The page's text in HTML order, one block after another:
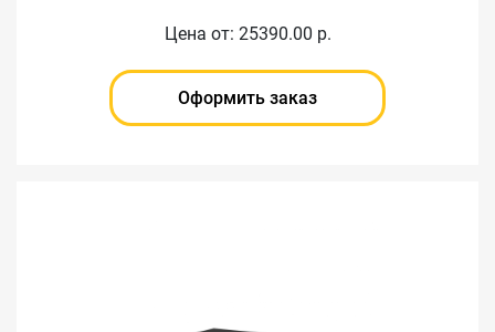
Цена от: 25390.00 р.
Оформить заказ